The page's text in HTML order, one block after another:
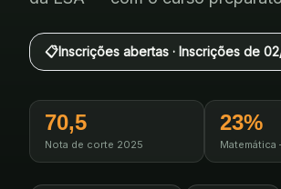
📋Inscrições abertas · Inscrições de
70,5
Nota de corte 2025
23%